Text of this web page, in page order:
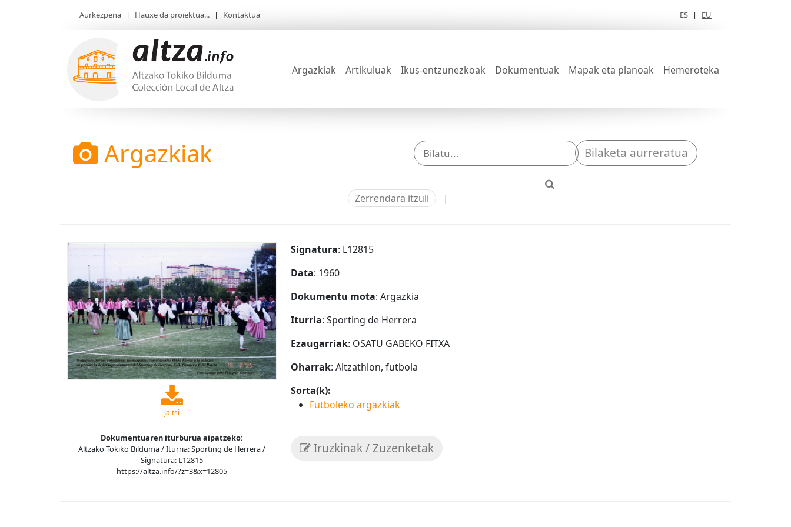
Aurkezpena | Hauxe da proiektua... | Kontaktua ES | EU
Argazkiak Artikuluak Ikus-entzunezkoak Dokumentuak Mapak eta planoak Hemeroteka
Argazkiak Bilaketa aurreratua
Zerrendara itzuli |
Jaitsi
Dokumentuaren iturburua aipatzeko:
Altzako Tokiko Bilduma / Iturria: Sporting de Herrera /
Signatura: L12815
https://altza.info/?z=3&x=12805
Signatura: L12815
Data: 1960
Dokumentu mota: Argazkia
Iturria: Sporting de Herrera
Ezaugarriak: OSATU GABEKO FITXA
Oharrak: Altzathlon, futbola
Sorta(k):
Futboleko argazkiak
Iruzkinak / Zuzenketak